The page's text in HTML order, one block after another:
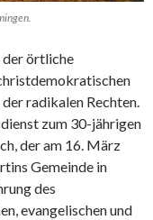
der örtliche
radikalen Rechten.
zum 30-jährigen
der am 16. März
Gemeinde in
des
evangelischen und